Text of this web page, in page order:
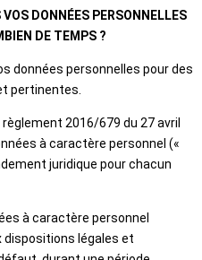
DONNÉES PERSONNELLES
DE TEMPS ?
données personnelles pour des
pertinentes.
2016/679 du 27 avril
à caractère personnel («
juridique pour chacun
à caractère personnel
dispositions légales et